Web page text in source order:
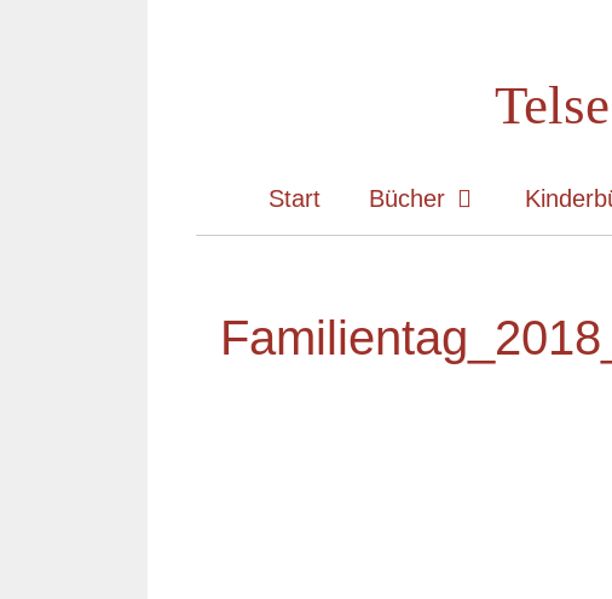
Start Bücher